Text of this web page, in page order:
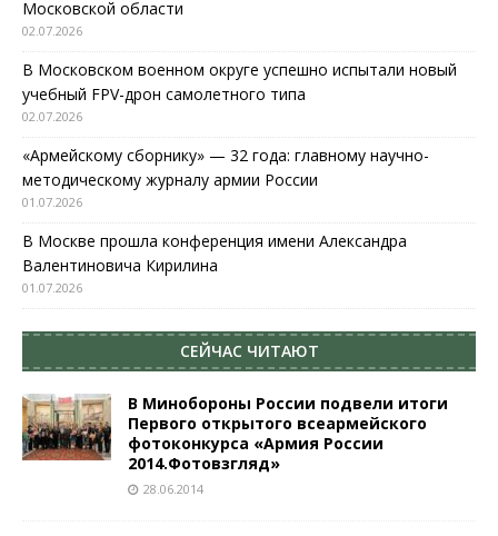
Московской области
02.07.2026
В Московском военном округе успешно испытали новый
учебный FPV-дрон самолетного типа
02.07.2026
«Армейскому сборнику» — 32 года: главному научно-
методическому журналу армии России
01.07.2026
В Москве прошла конференция имени Александра
Валентиновича Кирилина
01.07.2026
СЕЙЧАС ЧИТАЮТ
В Минобороны России подвели итоги
Первого открытого всеармейского
фотоконкурса «Армия России
2014.Фотовзгляд»
28.06.2014